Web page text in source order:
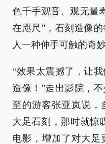
色千手观音、观无量
在咫尺”，石刻造像
人一种伸手可触的奇妙
“效果太震撼了，让
造像！”走出影院，
至的游客张亚岚说，
大足石刻，那时就惊
电影，增加了对大足